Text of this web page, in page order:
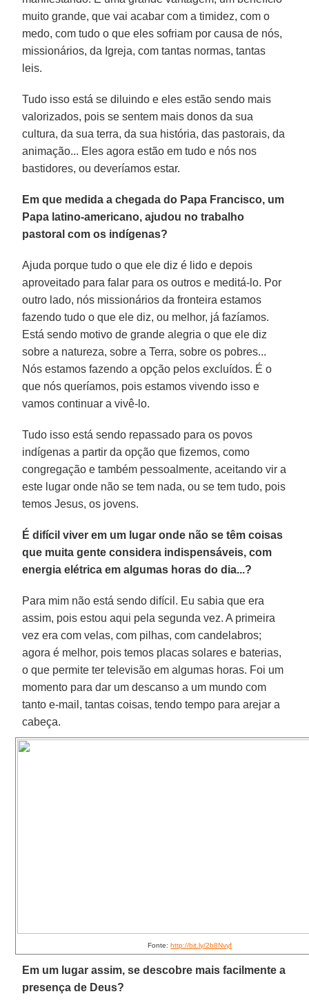
muito grande, que vai acabar com a timidez, com o
medo, com tudo o que eles sofriam por causa de nós,
missionários, da Igreja, com tantas normas, tantas
leis.
Tudo isso está se diluindo e eles estão sendo mais
valorizados, pois se sentem mais donos da sua
cultura, da sua terra, da sua história, das pastorais, da
animação... Eles agora estão em tudo e nós nos
bastidores, ou deveríamos estar.
Em que medida a chegada do Papa Francisco, um
Papa latino-americano, ajudou no trabalho
pastoral com os indígenas?
Ajuda porque tudo o que ele diz é lido e depois
aproveitado para falar para os outros e meditá-lo. Por
outro lado, nós missionários da fronteira estamos
fazendo tudo o que ele diz, ou melhor, já fazíamos.
Está sendo motivo de grande alegria o que ele diz
sobre a natureza, sobre a Terra, sobre os pobres...
Nós estamos fazendo a opção pelos excluídos. É o
que nós queríamos, pois estamos vivendo isso e
vamos continuar a vivê-lo.
Tudo isso está sendo repassado para os povos
indígenas a partir da opção que fizemos, como
congregação e também pessoalmente, aceitando vir a
este lugar onde não se tem nada, ou se tem tudo, pois
temos Jesus, os jovens.
É difícil viver em um lugar onde não se têm coisas
que muita gente considera indispensáveis, com
energia elétrica em algumas horas do dia...?
Para mim não está sendo difícil. Eu sabia que era
assim, pois estou aqui pela segunda vez. A primeira
vez era com velas, com pilhas, com candelabros;
agora é melhor, pois temos placas solares e baterias,
o que permite ter televisão em algumas horas. Foi um
momento para dar um descanso a um mundo com
tanto e-mail, tantas coisas, tendo tempo para arejar a
cabeça.
Fonte:http://bit.ly/2b8Nvyf
Em um lugar assim, se descobre mais facilmente a
presença de Deus?